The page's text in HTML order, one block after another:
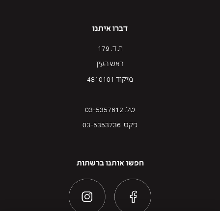
דברו איתנו
ת.ד. 179
ראש העין
מיקוד 4810101
טל. 03-5357612
פקס. 03-5353736
חפשו אותנו ברשתות